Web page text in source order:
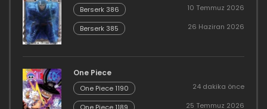
Berserk 386 10 Temmuz 2026
Berserk 385 26 Haziran 2026
One Piece
One Piece 1190 24 dakika önce
25 Temmuz 2026